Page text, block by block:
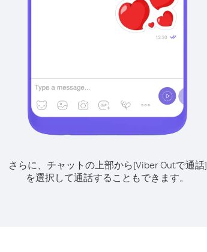
さらに、チャットの上部から[Viber Outで通話]
を選択して通話することもできます。